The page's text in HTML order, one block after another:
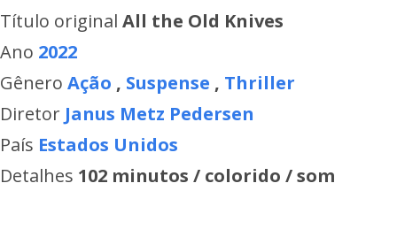
Título original All the Old Knives
Ano 2022
Gênero Ação , Suspense , Thriller
Diretor Janus Metz Pedersen
País Estados Unidos
Detalhes 102 minutos / colorido / som